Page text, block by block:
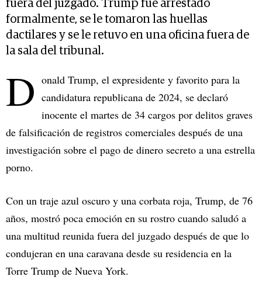
fuera del juzgado. Trump fue arrestado
formalmente, se le tomaron las huellas
dactilares y se le retuvo en una oficina fuera de
la sala del tribunal.
D onald Trump, el expresidente y favorito para la
candidatura republicana de 2024, se declaró
inocente el martes de 34 cargos por delitos graves
de falsificación de registros comerciales después de una
investigación sobre el pago de dinero secreto a una estrella
porno.
Con un traje azul oscuro y una corbata roja, Trump, de 76
años, mostró poca emoción en su rostro cuando saludó a
una multitud reunida fuera del juzgado después de que lo
condujeran en una caravana desde su residencia en la
Torre Trump de Nueva York.